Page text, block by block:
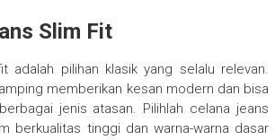
Slim Fit
adalah pilihan klasik yang selalu relevan.
memberikan kesan modern dan bisa
jenis atasan. Pilihlah celana jeans
berkualitas tinggi dan warna-warna dasar